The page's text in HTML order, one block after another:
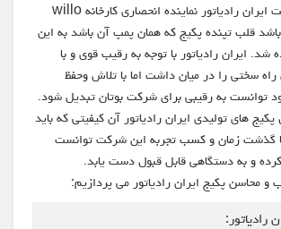
توجه به اینکه شرکت ایران رادیاتور نماینده انحصاری کارخانه willo
قلب تپنده پکیج که همان پمپ آن باشد به این
ایران رادیاتور با توجه به رقیب قوی و با
سختی را در میان داشت اما با تلاش وحفظ
توانست به رقیبی برای شرکت بوتان تبدیل شود.
های تولیدی ایران رادیاتور آن کیفیتی که باید
با گذشت زمان و کسب تجربه این شرکت توانست
و به دستگاهی قابل قبول دست یابد.
و محاسن پکیج ایران رادیاتور می پردازیم:
رادیاتور: